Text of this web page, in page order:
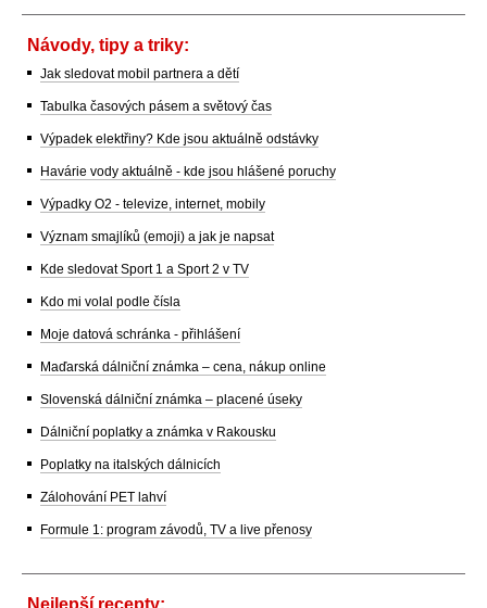
Návody, tipy a triky:
Jak sledovat mobil partnera a dětí
Tabulka časových pásem a světový čas
Výpadek elektřiny? Kde jsou aktuálně odstávky
Havárie vody aktuálně - kde jsou hlášené poruchy
Výpadky O2 - televize, internet, mobily
Význam smajlíků (emoji) a jak je napsat
Kde sledovat Sport 1 a Sport 2 v TV
Kdo mi volal podle čísla
Moje datová schránka - přihlášení
Maďarská dálniční známka – cena, nákup online
Slovenská dálniční známka – placené úseky
Dálniční poplatky a známka v Rakousku
Poplatky na italských dálnicích
Zálohování PET lahví
Formule 1: program závodů, TV a live přenosy
Nejlepší recepty: